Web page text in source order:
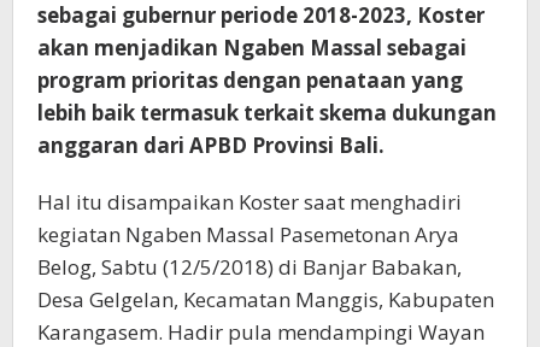
sebagai gubernur periode 2018-2023, Koster
akan menjadikan Ngaben Massal sebagai
program prioritas dengan penataan yang
lebih baik termasuk terkait skema dukungan
anggaran dari APBD Provinsi Bali.
Hal itu disampaikan Koster saat menghadiri
kegiatan Ngaben Massal Pasemetonan Arya
Belog, Sabtu (12/5/2018) di Banjar Babakan,
Desa Gelgelan, Kecamatan Manggis, Kabupaten
Karangasem. Hadir pula mendampingi Wayan